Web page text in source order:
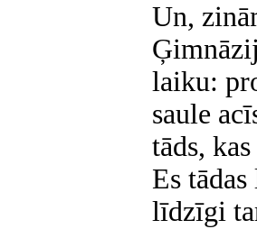
Un,
laiku:
saule
tāds,
Es
līdzīgi